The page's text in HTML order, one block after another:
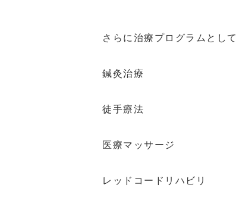
さらに治療プログラムとして
鍼灸治療
徒手療法
医療マッサージ
レッドコードリハビリ